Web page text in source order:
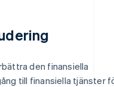
den finansiella
till finansiella tjänster